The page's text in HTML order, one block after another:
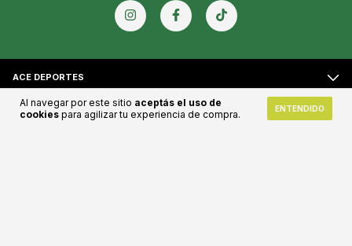
Al navegar por este sitio aceptás el uso de
cookies para agilizar tu experiencia de compra. ENTENDIDO
ACE DEPORTES
CONTACTÁNOS